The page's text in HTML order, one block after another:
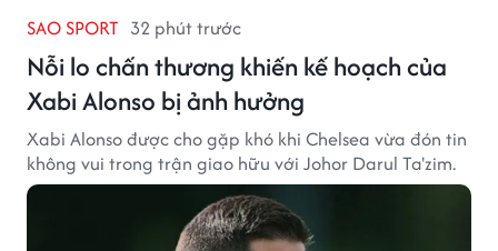
SAO SPORT 32 phút trước
Nỗi lo chấn thương khiến kế hoạch của
Xabi Alonso bị ảnh hưởng
Xabi Alonso được cho gặp khó khi Chelsea vừa đón tin
không vui trong trận giao hữu với Johor Darul Ta'zim.